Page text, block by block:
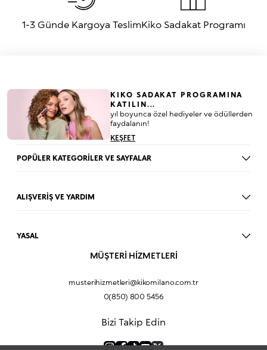
1-3 Günde Kargoya TeslimKiko Sadakat Programı
KIKO SADAKAT PROGRAMINA
KATILIN...
yıl boyunca özel hediyeler ve ödüllerden
faydalanın!
KEŞFET
POPÜLER KATEGORİLER VE SAYFALAR
Göz Farı
Allık
Makyaj Bazı
ALIŞVERİŞ VE YARDIM
Sıkça Sorulan Sorular
Hediyeni Kişiselleştir
YASAL
Mesafeli Satış Sözleşmesi
KVKK Politikası ve Gizlilik
Ürün Güvenlik Bilgi Formları (SDS)
MÜŞTERİ HİZMETLERİ
musterihizmetleri@kikomilano.com.tr
0(850) 800 5456
Bizi Takip Edin